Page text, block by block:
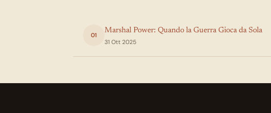
01
Marshal Power: Quando la Guerra Gioca da Sola
31 Ott 2025